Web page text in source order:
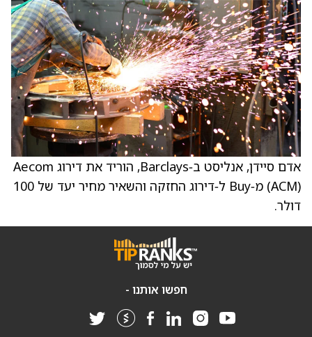
אדם סיידן, אנליסט ב‑Barclays, הוריד את דירוג Aecom
(ACM) מ‑Buy ל‑דירוג החזקה והשאיר מחיר יעד של 100
דולר.
חפשו אותנו -